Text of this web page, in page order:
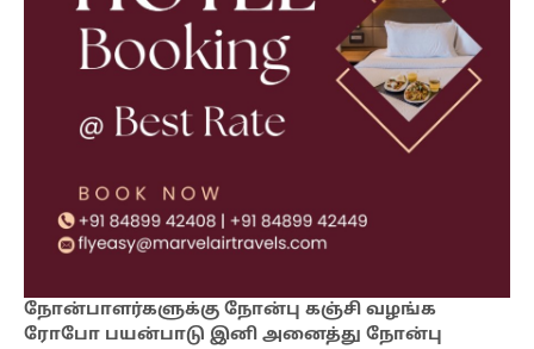
நோன்பாளர்களுக்கு நோன்பு கஞ்சி வழங்க
ரோபோ பயன்பாடு இனி அனைத்து நோன்பு